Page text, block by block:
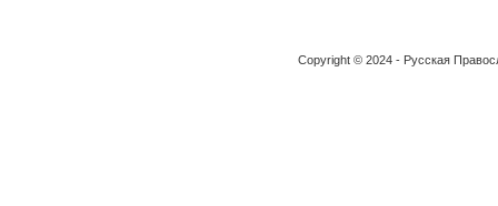
Copyright © 2024 - Русская